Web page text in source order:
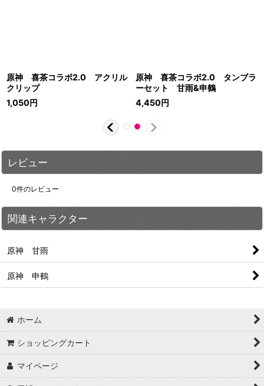
原神 喜茶コラボ2.0 アクリル
クリップ
1,050円
原神 喜茶コラボ2.0 タンブラ
ーセット 甘雨&申鶴
4,450円
レビュー
0件のレビュー
関連キャラクター
原神 甘雨
原神 申鶴
ホーム
ショッピングカート
マイページ